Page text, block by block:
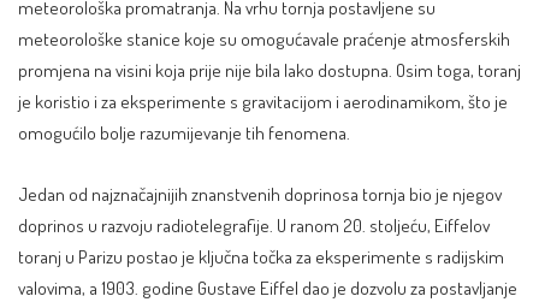
meteorološka promatranja. Na vrhu tornja postavljene su
meteorološke stanice koje su omogućavale praćenje atmosferskih
promjena na visini koja prije nije bila lako dostupna. Osim toga, toranj
je koristio i za eksperimente s gravitacijom i aerodinamikom, što je
omogućilo bolje razumijevanje tih fenomena.
Jedan od najznačajnijih znanstvenih doprinosa tornja bio je njegov
doprinos u razvoju radiotelegrafije. U ranom 20. stoljeću, Eiffelov
toranj u Parizu postao je ključna točka za eksperimente s radijskim
valovima, a 1903. godine Gustave Eiffel dao je dozvolu za postavljanje